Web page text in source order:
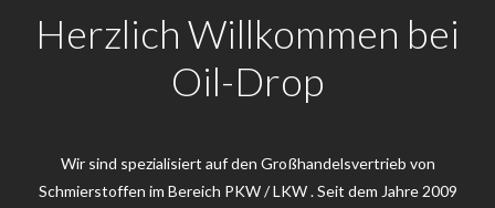
Herzlich Willkommen bei
Oil-Drop
Wir sind spezialisiert auf den Großhandelsvertrieb von
Schmierstoffen im Bereich PKW / LKW . Seit dem Jahre 2009